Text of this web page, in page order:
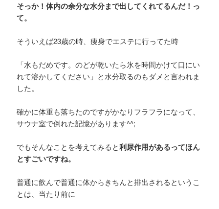
そっか！体内の余分な水分まで出してくれてるんだ！っ
て。
そういえば23歳の時、痩身でエステに行ってた時
「水もだめです。のどが乾いたら氷を時間かけて口にい
れて溶かしてください」と水分取るのもダメと言われま
した。
確かに体重も落ちたのですがかなりフラフラになって、
サウナ室で倒れた記憶があります^^;
でもそんなことを考えてみると利尿作用があるってほん
とすごいですね。
普通に飲んで普通に体からきちんと排出されるというこ
とは、当たり前に